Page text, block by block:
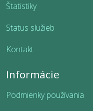
Štatistiky
Status služieb
Kontakt
Informácie
Podmienky používania